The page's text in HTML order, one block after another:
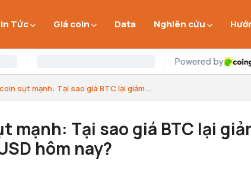
Tức Giá coin Data Nghiên cứu
sụt mạnh: Tại sao giá BTC lại giảm ...
mạnh: Tại sao giá BTC lại
hôm nay?